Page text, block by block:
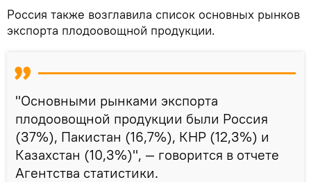
Россия также возглавила список основных рынков
экспорта плодоовощной продукции.
"Основными рынками экспорта
плодоовощной продукции были Россия
(37%), Пакистан (16,7%), КНР (12,3%) и
Казахстан (10,3%)", — говорится в отчете
Агентства статистики.